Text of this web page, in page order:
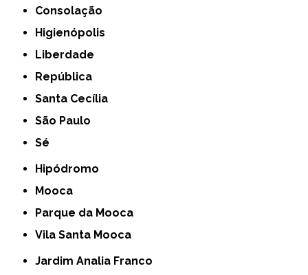
Consolação
Higienópolis
Liberdade
República
Santa Cecília
São Paulo
Sé
Hipódromo
Mooca
Parque da Mooca
Vila Santa Mooca
Jardim Analia Franco